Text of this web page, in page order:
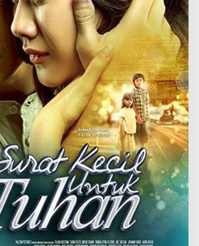
A
R
A
I
D
O
N
E
S
A
Y
A
N
G
C
O